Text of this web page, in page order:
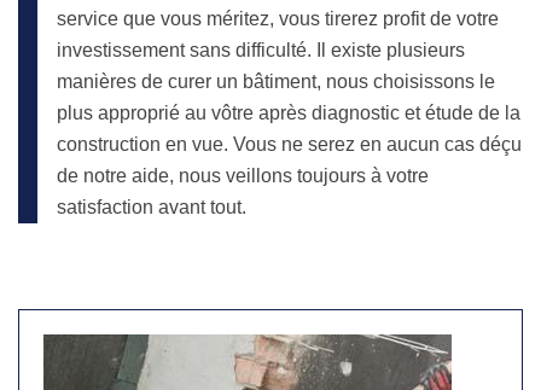
service que vous méritez, vous tirerez profit de votre
investissement sans difficulté. Il existe plusieurs
manières de curer un bâtiment, nous choisissons le
plus approprié au vôtre après diagnostic et étude de la
construction en vue. Vous ne serez en aucun cas déçu
de notre aide, nous veillons toujours à votre
satisfaction avant tout.